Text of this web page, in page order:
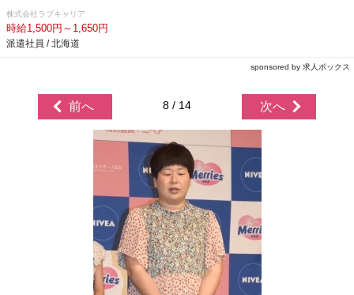
株式会社ラブキャリア
時給1,500円～1,650円
派遣社員 / 北海道
sponsored by 求人ボックス
前へ 8 / 14 次へ